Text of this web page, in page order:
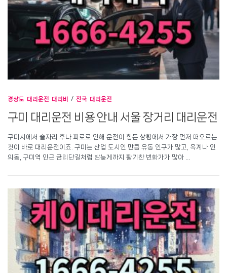
경상도 대리운전 대리비 /전국 대리운전
구미 대리운전 비용 안내 서울 장거리 대리운전
구미시에서 술자리 후나 피로로 인해 운전이 힘든 상황에서 가장 먼저 떠오르는
것이 바로 대리운전이죠. 구미는 산업 도시인 만큼 유동 인구가 많고, 옥계나 인
의동, 구미역 인근 금리단길처럼 밤늦게까지 활기찬 번화가가 많아 …